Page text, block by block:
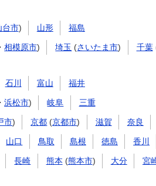
台市) 山形 福島
・相模原市) 埼玉 (さいたま市) 千葉
石川 富山 福井
・浜松市) 岐阜 三重
市) 京都 (京都市) 滋賀 奈良
山口 鳥取 島根 徳島 香川
長崎 熊本 (熊本市) 大分 宮